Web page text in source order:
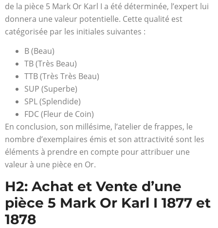
de la pièce 5 Mark Or Karl I a été déterminée, l’expert lui
donnera une valeur potentielle. Cette qualité est
catégorisée par les initiales suivantes :
B (Beau)
TB (Très Beau)
TTB (Très Très Beau)
SUP (Superbe)
SPL (Splendide)
FDC (Fleur de Coin)
En conclusion, son millésime, l’atelier de frappes, le
nombre d’exemplaires émis et son attractivité sont les
éléments à prendre en compte pour attribuer une
valeur à une pièce en Or.
H2: Achat et Vente d’une
pièce 5 Mark Or Karl I 1877 et
1878